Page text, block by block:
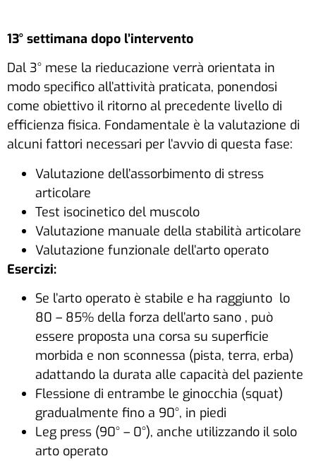
13° settimana dopo l’intervento
Dal 3° mese la rieducazione verrà orientata in
modo specifico all’attività praticata, ponendosi
come obiettivo il ritorno al precedente livello di
efficienza fisica. Fondamentale è la valutazione di
alcuni fattori necessari per l’avvio di questa fase:
Valutazione dell’assorbimento di stress
articolare
Test isocinetico del muscolo
Valutazione manuale della stabilità articolare
Valutazione funzionale dell’arto operato
Esercizi:
Se l’arto operato è stabile e ha raggiunto lo
80 – 85% della forza dell’arto sano , può
essere proposta una corsa su superficie
morbida e non sconnessa (pista, terra, erba)
adattando la durata alle capacità del paziente
Flessione di entrambe le ginocchia (squat)
gradualmente fino a 90°, in piedi
Leg press (90° – 0°), anche utilizzando il solo
arto operato